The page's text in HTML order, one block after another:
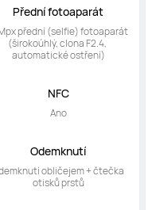
Přední fotoaparát
přední (selfie) fotoaparát
(širokoúhlý, clona F2.4,
automatické ostření)
NFC
Ano
Odemknutí
obličejem + čtečka
otisků prstů